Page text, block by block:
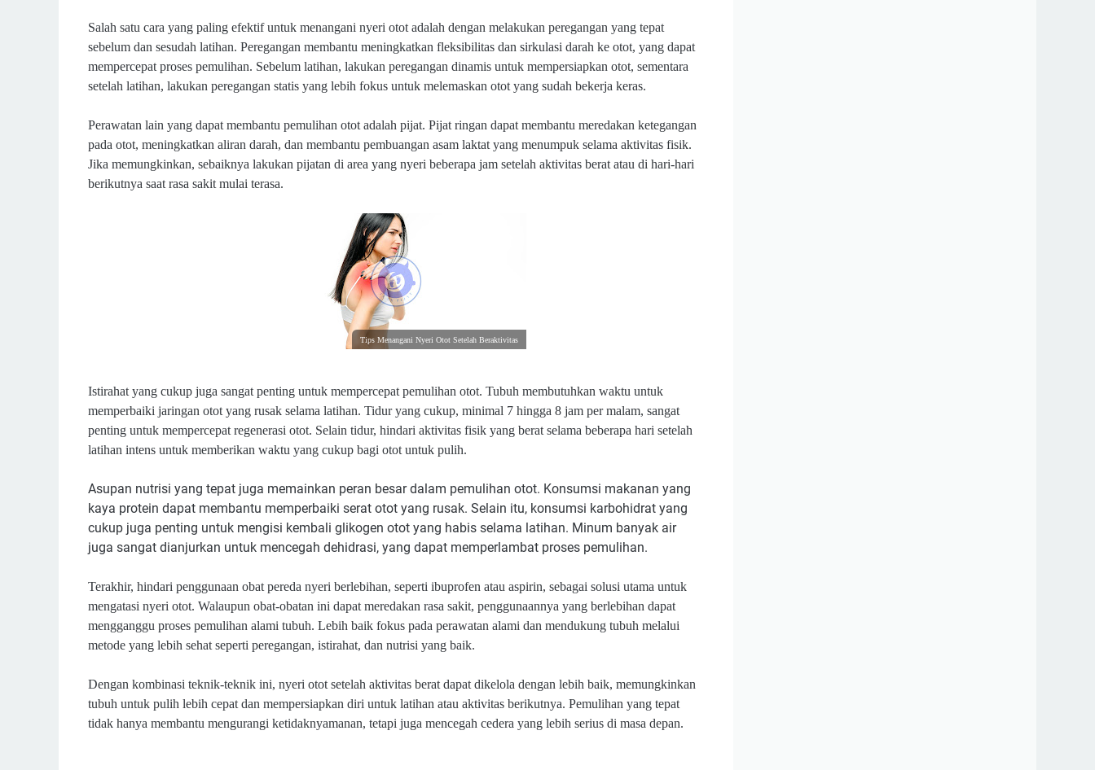
Salah satu cara yang paling efektif untuk menangani nyeri otot adalah dengan melakukan peregangan yang tepat
sebelum dan sesudah latihan. Peregangan membantu meningkatkan fleksibilitas dan sirkulasi darah ke otot, yang dapat
mempercepat proses pemulihan. Sebelum latihan, lakukan peregangan dinamis untuk mempersiapkan otot, sementara
setelah latihan, lakukan peregangan statis yang lebih fokus untuk melemaskan otot yang sudah bekerja keras.
Perawatan lain yang dapat membantu pemulihan otot adalah pijat. Pijat ringan dapat membantu meredakan ketegangan
pada otot, meningkatkan aliran darah, dan membantu pembuangan asam laktat yang menumpuk selama aktivitas fisik.
Jika memungkinkan, sebaiknya lakukan pijatan di area yang nyeri beberapa jam setelah aktivitas berat atau di hari-hari
berikutnya saat rasa sakit mulai terasa.
Tips Menangani Nyeri Otot Setelah Beraktivitas
Istirahat yang cukup juga sangat penting untuk mempercepat pemulihan otot. Tubuh membutuhkan waktu untuk
memperbaiki jaringan otot yang rusak selama latihan. Tidur yang cukup, minimal 7 hingga 8 jam per malam, sangat
penting untuk mempercepat regenerasi otot. Selain tidur, hindari aktivitas fisik yang berat selama beberapa hari setelah
latihan intens untuk memberikan waktu yang cukup bagi otot untuk pulih.
Asupan nutrisi yang tepat juga memainkan peran besar dalam pemulihan otot. Konsumsi makanan yang
kaya protein dapat membantu memperbaiki serat otot yang rusak. Selain itu, konsumsi karbohidrat yang
cukup juga penting untuk mengisi kembali glikogen otot yang habis selama latihan. Minum banyak air
juga sangat dianjurkan untuk mencegah dehidrasi, yang dapat memperlambat proses pemulihan.
Terakhir, hindari penggunaan obat pereda nyeri berlebihan, seperti ibuprofen atau aspirin, sebagai solusi utama untuk
mengatasi nyeri otot. Walaupun obat-obatan ini dapat meredakan rasa sakit, penggunaannya yang berlebihan dapat
mengganggu proses pemulihan alami tubuh. Lebih baik fokus pada perawatan alami dan mendukung tubuh melalui
metode yang lebih sehat seperti peregangan, istirahat, dan nutrisi yang baik.
Dengan kombinasi teknik-teknik ini, nyeri otot setelah aktivitas berat dapat dikelola dengan lebih baik, memungkinkan
tubuh untuk pulih lebih cepat dan mempersiapkan diri untuk latihan atau aktivitas berikutnya. Pemulihan yang tepat
tidak hanya membantu mengurangi ketidaknyamanan, tetapi juga mencegah cedera yang lebih serius di masa depan.